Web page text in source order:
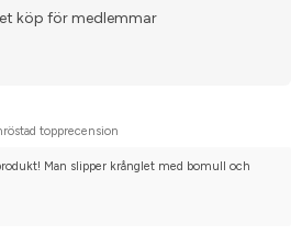
köp för medlemmar
topprecension
Man slipper krånglet med bomull och